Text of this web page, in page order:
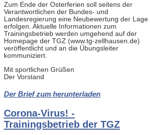
Zum Ende der Osterferien soll seitens der
Verantwortlichen der Bundes- und
Landesregierung eine Neubewertung der Lage
erfolgen. Aktuelle Informationen zum
Trainingsbetrieb werden umgehend auf der
Homepage der TGZ (www.tg-zellhausen.de)
veröffentlicht und an die Übungsleiter
kommuniziert.
Mit sportlichen Grüßen
Der Vorstand
Der Brief zum herunterladen
Corona-Virus! -
Trainingsbetrieb der TGZ